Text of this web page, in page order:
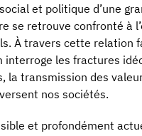
et politique d’une
se retrouve confronté à
À travers cette relation
interroge les fractures
la transmission des
nos sociétés.
et profondément